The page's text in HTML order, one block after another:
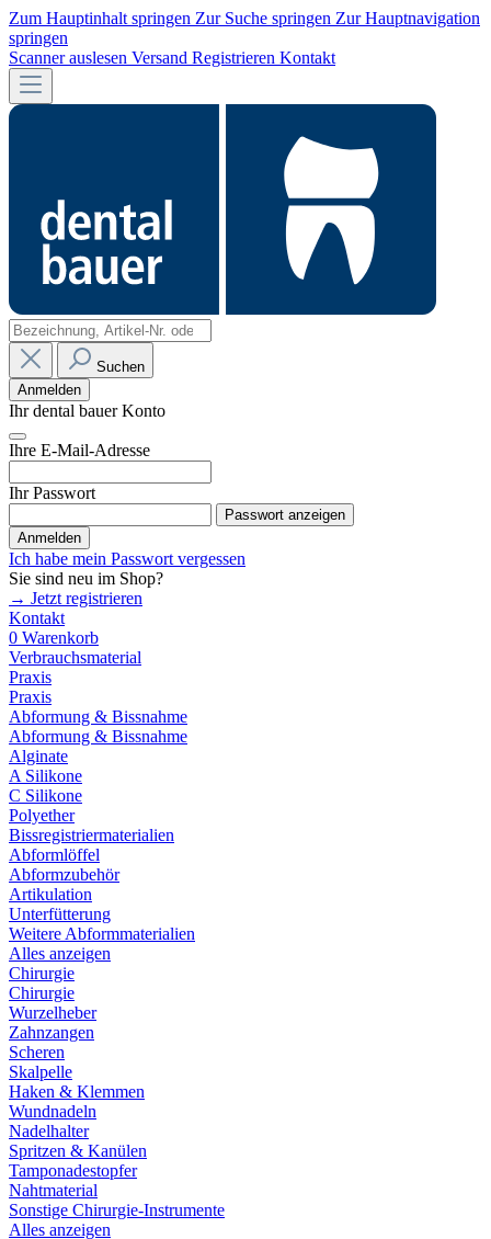
Zum Hauptinhalt springen Zur Suche springen Zur Hauptnavigation
springen
Scanner auslesen Versand Registrieren Kontakt
Suchen
Anmelden
Ihr dental bauer Konto
Ihre E-Mail-Adresse
Ihr Passwort
Passwort anzeigen
Anmelden
Ich habe mein Passwort vergessen
Sie sind neu im Shop?
→ Jetzt registrieren
Kontakt
0 Warenkorb
Verbrauchsmaterial
Praxis
Praxis
Abformung & Bissnahme
Abformung & Bissnahme
Alginate
A Silikone
C Silikone
Polyether
Bissregistriermaterialien
Abformlöffel
Abformzubehör
Artikulation
Unterfütterung
Weitere Abformmaterialien
Alles anzeigen
Chirurgie
Chirurgie
Wurzelheber
Zahnzangen
Scheren
Skalpelle
Haken & Klemmen
Wundnadeln
Nadelhalter
Spritzen & Kanülen
Tamponadestopfer
Nahtmaterial
Sonstige Chirurgie-Instrumente
Alles anzeigen